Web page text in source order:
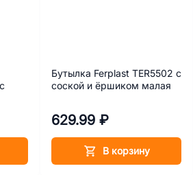
Бутылка Ferplast TER5502 с
соской и ёршиком малая
629.99 ₽
В корзину